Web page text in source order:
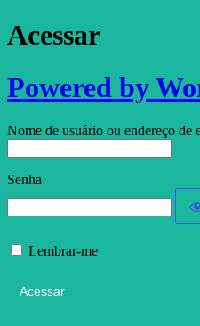
Acessar
Powered by
Nome de usuário ou endereço de
Senha
Lembrar-me